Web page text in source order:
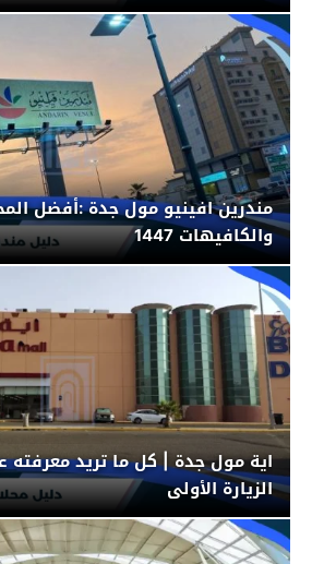
مندرين افينيو مول جدة :أفضل
والكافيهات 1447
اية مول جدة | كل ما تريد معرفته
الزيارة الأولى